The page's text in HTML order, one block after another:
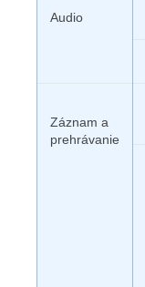
Audio
Záznam a
prehrávanie